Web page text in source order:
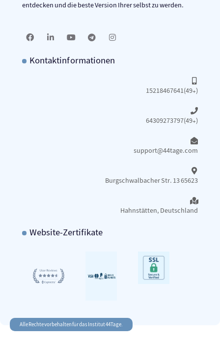
entdecken und die beste Version Ihrer selbst zu werden.
Kontaktinformationen
15218467641(49+)
64309273797(49+)
support@44tage.com​
Burgschwalbacher Str. 13 65623
Hahnstätten, Deutschland
Website-Zertifikate
Alle Rechte vorbehalten für das Institut 44Tage.